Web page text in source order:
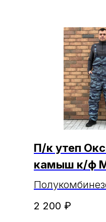
П/к утеп
камыш к/ф
Оксфорд сер
2 200 ₽